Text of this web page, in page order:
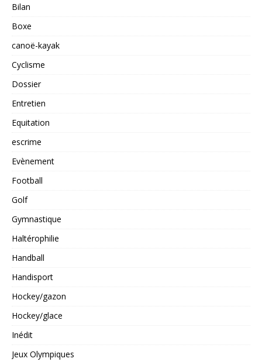
Bilan
Boxe
canoë-kayak
Cyclisme
Dossier
Entretien
Equitation
escrime
Evènement
Football
Golf
Gymnastique
Haltérophilie
Handball
Handisport
Hockey/gazon
Hockey/glace
Inédit
Jeux Olympiques